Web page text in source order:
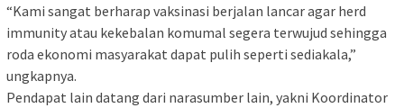
“Kami sangat berharap vaksinasi berjalan lancar agar herd
immunity atau kekebalan komumal segera terwujud sehingga
roda ekonomi masyarakat dapat pulih seperti sediakala,”
ungkapnya.
Pendapat lain datang dari narasumber lain, yakni Koordinator